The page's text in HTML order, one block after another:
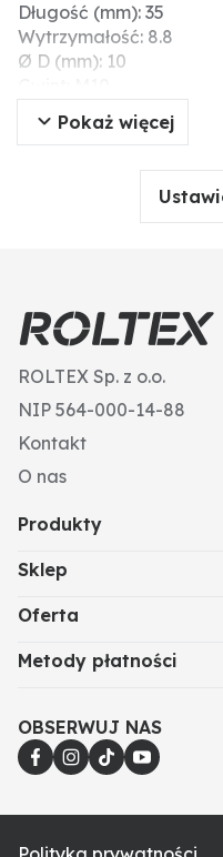
Długość (mm): 35
Wytrzymałość: 8.8
Ø D (mm): 10
Wytrzymałość na
Kształt łba: owalny
Wymiary (mm): M10 x
Typ: Śruby płużna
Pokaż więcej
ROLTEX Sp. z o.o.
NIP 564-000-14-88
Kontakt
O nas
Produkty
Sklep
Oferta
Metody płatności
OBSERWUJ NAS